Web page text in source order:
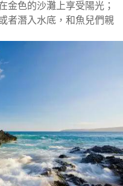
金色的沙灘上享受陽光；
者潛入水底，和魚兒們親